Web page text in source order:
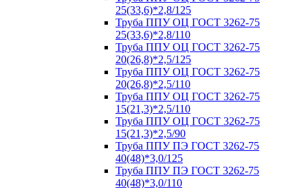
25(33,6)*2,8/125
Труба ППУ ОЦ ГОСТ 3262-75
25(33,6)*2,8/110
Труба ППУ ОЦ ГОСТ 3262-75
20(26,8)*2,5/125
Труба ППУ ОЦ ГОСТ 3262-75
20(26,8)*2,5/110
Труба ППУ ОЦ ГОСТ 3262-75
15(21,3)*2,5/110
Труба ППУ ОЦ ГОСТ 3262-75
15(21,3)*2,5/90
Труба ППУ ПЭ ГОСТ 3262-75
40(48)*3,0/125
Труба ППУ ПЭ ГОСТ 3262-75
40(48)*3,0/110